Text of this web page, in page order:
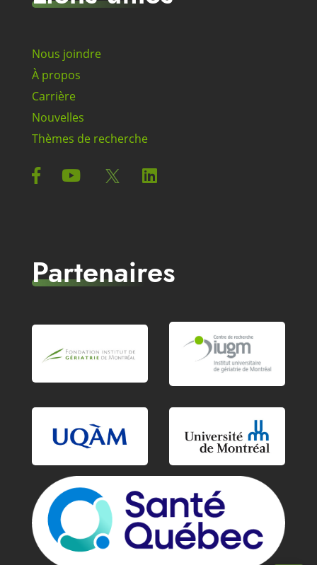
Nous joindre
À propos
Carrière
Nouvelles
Thèmes de recherche
Partenaires